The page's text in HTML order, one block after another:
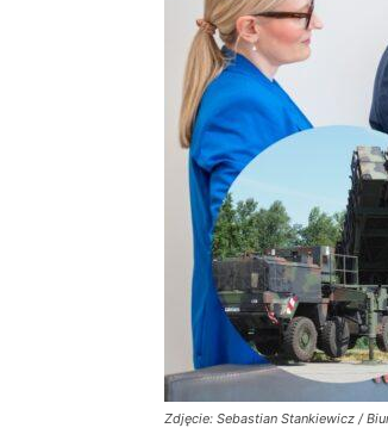
Zdjęcie: Sebastian Stankiewicz /